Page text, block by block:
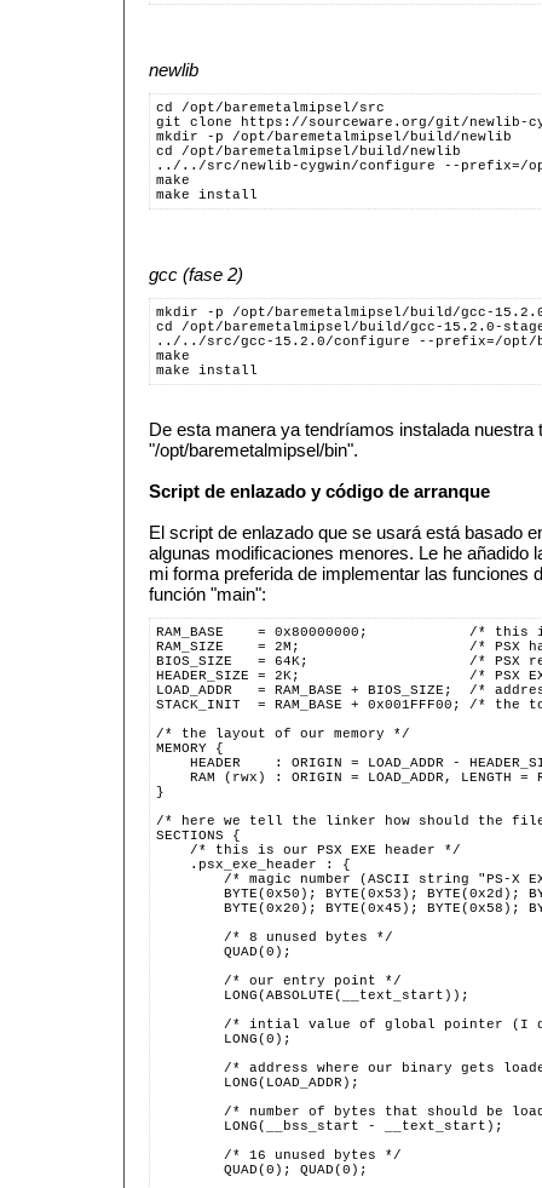
newlib
cd /opt/baremetalmipsel/src
git clone https://sourceware.org/git/newlib-
mkdir -p /opt/baremetalmipsel/build/newlib
cd /opt/baremetalmipsel/build/newlib
../../src/newlib-cygwin/configure --prefix=/
make
make install
gcc (fase 2)
mkdir -p /opt/baremetalmipsel/build/gcc-
cd /opt/baremetalmipsel/build/gcc-15.2.0-
../../src/gcc-15.2.0/configure --prefix=/opt/
make
make install
De esta manera ya tendríamos instalada nuestra
"/opt/baremetalmipsel/bin".
Script de enlazado y código de arranque
El script de enlazado que se usará está basado
algunas modificaciones menores. Le he añadido
mi forma preferida de implementar las funciones
función "main":
RAM_BASE    = 0x80000000;            /* this
RAM_SIZE    = 2M;                    /* PSX
BIOS_SIZE   = 64K;                   /* PSX
HEADER_SIZE = 2K;                    /* PSX
LOAD_ADDR   = RAM_BASE + BIOS_SIZE;  /*
STACK_INIT  = RAM_BASE + 0x001FFF00; /*
/* the layout of our memory */
MEMORY {
HEADER    : ORIGIN = LOAD_ADDR -
RAM (rwx) : ORIGIN = LOAD_ADDR, LENGTH =
}
/* here we tell the linker how should the
SECTIONS {
    /* this is our PSX EXE header */
    .psx_exe_header : {
/* magic number (ASCII string "PS-X
BYTE(0x50); BYTE(0x53); BYTE(0x2d);
BYTE(0x20); BYTE(0x45); BYTE(0x58);
        /* 8 unused bytes */
        QUAD(0);
        /* our entry point */
        LONG(ABSOLUTE(__text_start));
/* intial value of global pointer (I
        LONG(0);
/* address where our binary gets
        LONG(LOAD_ADDR);
/* number of bytes that should be
        LONG(__bss_start - __text_start);
        /* 16 unused bytes */
        QUAD(0); QUAD(0);